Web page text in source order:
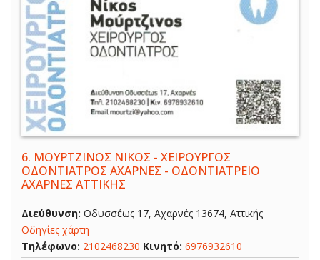
6. ΜΟΥΡΤΖΙΝΟΣ ΝΙΚΟΣ - ΧΕΙΡΟΥΡΓΟΣ
ΟΔΟΝΤΙΑΤΡΟΣ ΑΧΑΡΝΕΣ - ΟΔΟΝΤΙΑΤΡΕΙΟ
ΑΧΑΡΝΕΣ ΑΤΤΙΚΗΣ
Διεύθυνση: Οδυσσέως 17, Αχαρνές 13674, Αττικής
Οδηγίες χάρτη
Τηλέφωνο: 2102468230 Κινητό: 6976932610